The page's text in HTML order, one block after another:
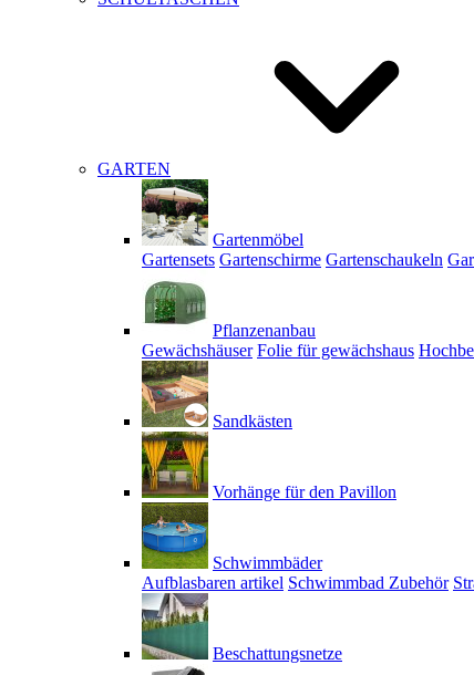
GARTEN
Gartenmöbel
Gartensets Gartenschirme Gartenschaukeln
Pflanzenanbau
Gewächshäuser Folie für gewächshaus
Sandkästen
Vorhänge für den Pavillon
Schwimmbäder
Aufblasbaren artikel Schwimmbad Zubehör
Beschattungsnetze